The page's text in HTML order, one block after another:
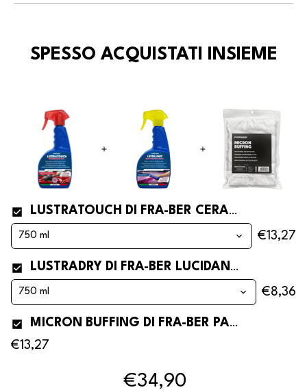
SPESSO ACQUISTATI INSIEME
€34,90
LUSTRATOUCH DI FRA-BER CERA SPRAY PER AUTO E POLISH LUCIDANTE
€13,27
LUSTRADRY DI FRA-BER LUCIDANTE AUTO PER LAVAGGIO AUTO WATERLESS
€8,36
MICRON BUFFING DI FRA-BER PANNO IN MICROFIBRA PER RIFINITURA
€13,27